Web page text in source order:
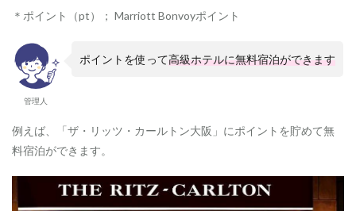
＊ポイント（pt）； Marriott Bonvoyポイント
管理人
ポイントを使って高級ホテルに無料宿泊ができます
例えば、「ザ・リッツ・カールトン大阪」にポイントを貯めて無
料宿泊ができます。